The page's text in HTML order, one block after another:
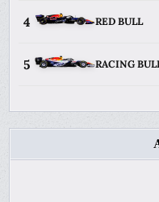
4 RED BULL
5 RACING